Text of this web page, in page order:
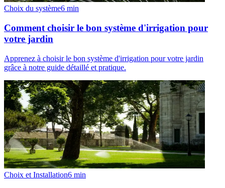
Choix du système6 min
Comment choisir le bon système d'irrigation pour
votre jardin
Apprenez à choisir le bon système d'irrigation pour votre jardin
grâce à notre guide détaillé et pratique.
Choix et Installation6 min